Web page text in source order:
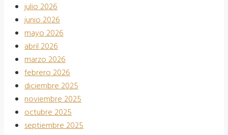
julio 2026
junio 2026
mayo 2026
abril 2026
marzo 2026
febrero 2026
diciembre 2025
noviembre 2025
octubre 2025
septiembre 2025